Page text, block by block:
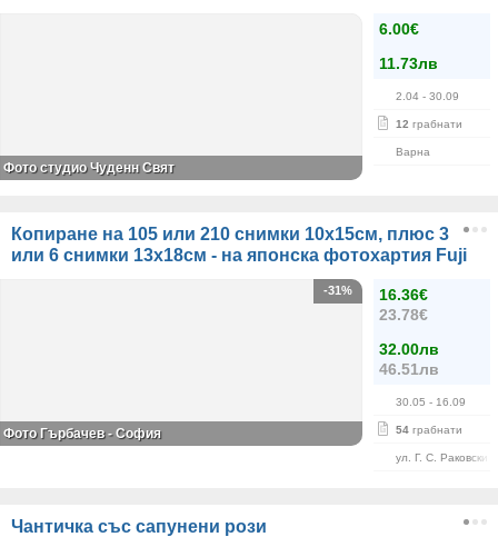
6.00€
11.73лв
2.04 - 30.09
12 грабнати
Варна
Фото студио Чуденн Свят
Копиране на 105 или 210 снимки 10х15см, плюс 3
или 6 снимки 13х18см - на японска фотохартия Fuji
16.36€
23.78€
32.00лв
46.51лв
30.05 - 16.09
54 грабнати
ул. Г. С. Раковски
-31%
Фото Гърбачев - София
Чантичка със сапунени рози